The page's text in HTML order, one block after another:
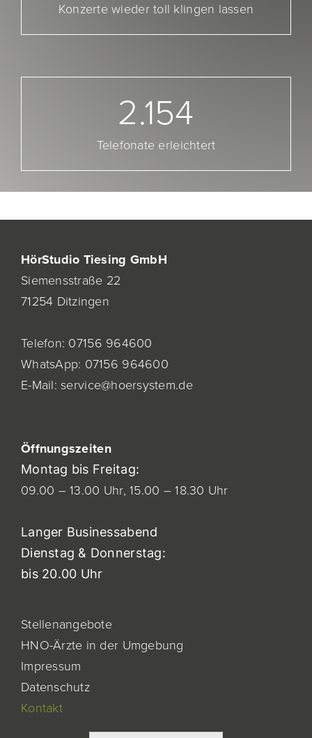
Konzerte wieder toll klingen lassen
2.154
Telefonate erleichtert
HörStudio Tiesing GmbH
Siemensstraße 22
71254 Ditzingen
Telefon: 07156 964600
WhatsApp: 07156 964600
E-Mail: service@hoersystem.de
Öffnungszeiten
Montag bis Freitag:
09.00 – 13.00 Uhr,15.00 – 18.30 Uhr
Langer Businessabend
Dienstag & Donnerstag:
bis 20.00 Uhr
Stellenangebote
HNO-Ärzte in der Umgebung
Impressum
Datenschutz
Kontakt